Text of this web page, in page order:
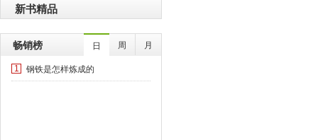
新书精品
畅销榜 日 周 月
1 钢铁是怎样炼成的